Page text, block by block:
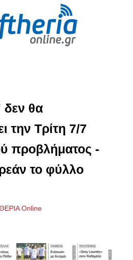
θα
την Τρίτη 7/7
προβλήματος -
το φύλλο
Online